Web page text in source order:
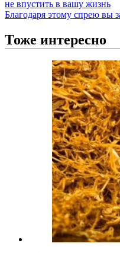
не впустить в вашу жизнь
Благодаря этому спрею вы
Тоже интересно